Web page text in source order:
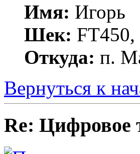
Имя: Игорь
Шек:
Откуда: п.
Вернуться к
Re: Цифровое